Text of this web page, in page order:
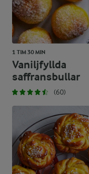
1 TIM 30 MIN
Vaniljfyllda
saffransbullar
(60)